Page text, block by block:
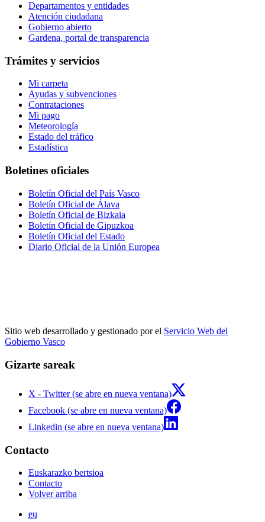
Departamentos y entidades
Atención ciudadana
Gobierno abierto
Gardena, portal de transparencia
Trámites y servicios
Mi carpeta
Ayudas y subvenciones
Contrataciones
Mi pago
Meteorología
Estado del tráfico
Estadística
Boletines oficiales
Boletín Oficial del País Vasco
Boletín Oficial de Álava
Boletín Oficial de Bizkaia
Boletín Oficial de Gipuzkoa
Boletín Oficial del Estado
Diario Oficial de la Unión Europea
Sitio web desarrollado y gestionado por el Servicio Web del
Gobierno Vasco
Gizarte sareak
X - Twitter (se abre en nueva ventana)
Facebook (se abre en nueva ventana)
Linkedin (se abre en nueva ventana)
Contacto
Euskarazko bertsioa
Contacto
Volver arriba
eu